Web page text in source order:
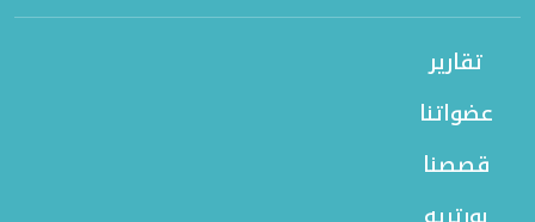
تقارير
عضواتنا
قصصنا